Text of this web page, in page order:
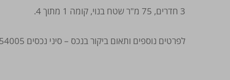
3 חדרים, 75 מ"ר שטח בנוי, קומה 1 מתוך 4.
לפרטים נוספים ותאום ביקור בנכס – סיני נכסים 073-7754005.